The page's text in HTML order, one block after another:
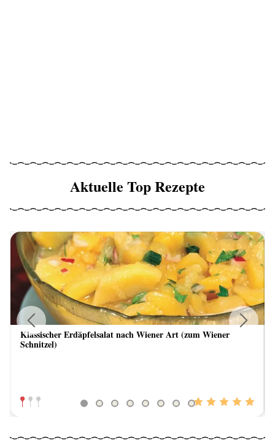
Aktuelle Top Rezepte
Klassischer Erdäpfelsalat nach Wiener Art (zum Wiener
Schnitzel)
Previous